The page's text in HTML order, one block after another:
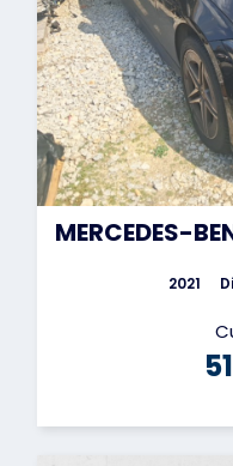
MERCEDES-
2021